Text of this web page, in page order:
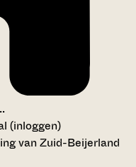
(inloggen)
van Zuid-Beijerland